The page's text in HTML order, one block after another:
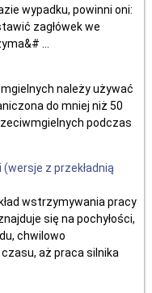
wypadku, powinni oni:
zagłówek we
...
należy używać
do mniej niż 50
podczas
z przekładnią
wstrzymywania pracy
się na pochyłości,
chwilowo
aż praca silnika